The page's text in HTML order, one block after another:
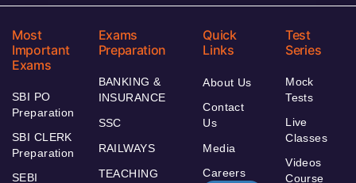
Most
Important
Exams
SBI PO
Preparation
SBI CLERK
Preparation
SEBI
Exams
Preparation
BANKING &
INSURANCE
SSC
RAILWAYS
TEACHING
Quick
Links
About Us
Contact
Us
Media
Careers
Test
Series
Mock
Tests
Live
Classes
Videos
Course